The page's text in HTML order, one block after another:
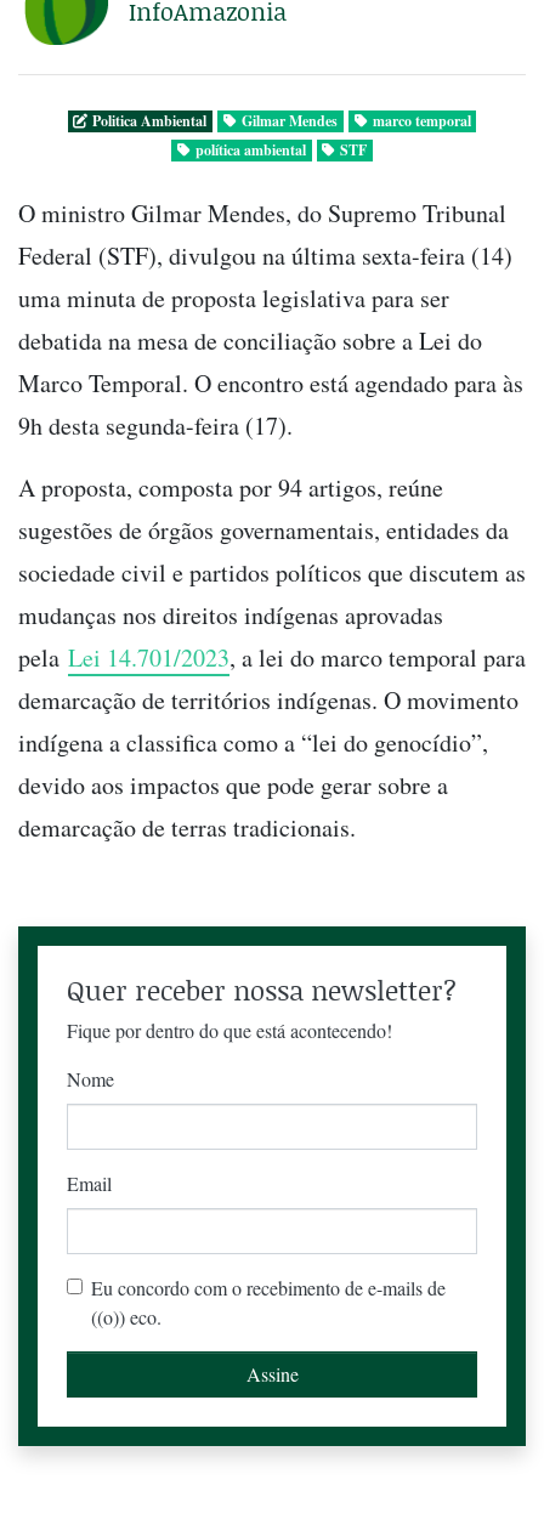
InfoAmazonia
Politica Ambiental Gilmar Mendes
marco temporal
política ambiental
STF
O ministro Gilmar Mendes, do Supremo Tribunal
Federal (STF), divulgou na última sexta-feira (14)
uma minuta de proposta legislativa para ser
debatida na mesa de conciliação sobre a Lei do
Marco Temporal. O encontro está agendado para às
9h desta segunda-feira (17).
A proposta, composta por 94 artigos, reúne
sugestões de órgãos governamentais, entidades da
sociedade civil e partidos políticos que discutem as
mudanças nos direitos indígenas aprovadas
pela Lei 14.701/2023, a lei do marco temporal para
demarcação de territórios indígenas. O movimento
indígena a classifica como a “lei do genocídio”,
devido aos impactos que pode gerar sobre a
demarcação de terras tradicionais.
Quer receber nossa newsletter?
Fique por dentro do que está acontecendo!
Nome
Email
Eu concordo com o recebimento de e-mails de
((o)) eco.